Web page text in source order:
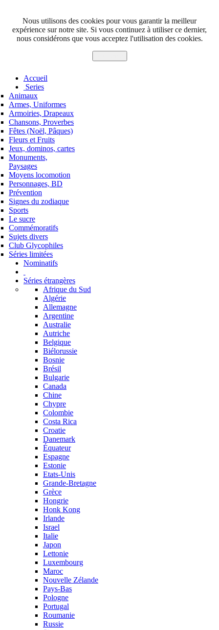
Nous utilisons des cookies pour vous garantir la meilleur
expérience sur notre site. Si vous continuez à utiliser ce dernier,
nous considérons que vous acceptez l'utilisation des cookies.
Accueil
Series
Animaux
Armes, Uniformes
Armoiries, Drapeaux
Chansons, Proverbes
Fêtes (Noël, Pâques)
Fleurs et Fruits
Jeux, dominos, cartes
Monuments,
Paysages
Moyens locomotion
Personnages, BD
Prévention
Signes du zodiaque
Sports
Le sucre
Commémoratifs
Sujets divers
Club Glycophiles
Séries limitées
Nominatifs
Séries étrangères
Afrique du Sud
Algérie
Allemagne
Argentine
Australie
Autriche
Belgique
Biélorussie
Bosnie
Brésil
Bulgarie
Canada
Chine
Chypre
Colombie
Costa Rica
Croatie
Danemark
Équateur
Espagne
Estonie
Etats-Unis
Grande-Bretagne
Grèce
Hongrie
Honk Kong
Irlande
Israel
Italie
Japon
Lettonie
Luxembourg
Maroc
Nouvelle Zélande
Pays-Bas
Pologne
Portugal
Roumanie
Russie